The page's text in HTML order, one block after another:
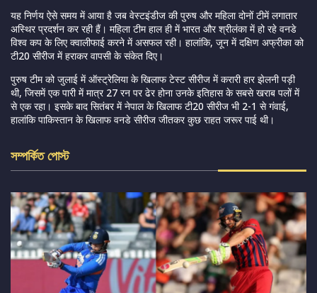
यह निर्णय ऐसे समय में आया है जब वेस्टइंडीज की पुरुष और महिला दोनों टीमें लगातार
अस्थिर प्रदर्शन कर रही हैं। महिला टीम हाल ही में भारत और श्रीलंका में हो रहे वनडे
विश्व कप के लिए क्वालीफाई करने में असफल रही। हालांकि, जून में दक्षिण अफ्रीका को
टी20 सीरीज में हराकर वापसी के संकेत दिए।
पुरुष टीम को जुलाई में ऑस्ट्रेलिया के खिलाफ टेस्ट सीरीज में करारी हार झेलनी पड़ी
थी, जिसमें एक पारी में मात्र 27 रन पर ढेर होना उनके इतिहास के सबसे खराब पलों में
से एक रहा। इसके बाद सितंबर में नेपाल के खिलाफ टी20 सीरीज भी 2-1 से गंवाई,
हालांकि पाकिस्तान के खिलाफ वनडे सीरीज जीतकर कुछ राहत जरूर पाई थी।
সম্পর্কিত পোস্ট